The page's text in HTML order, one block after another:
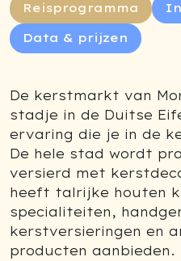
Reisprogramma
Data & prijzen
De kerstmarkt van
stadje in de Duitse
ervaring die je in de
De hele stad wordt
versierd met
heeft talrijke houten
specialiteiten,
kerstversieringen en
producten